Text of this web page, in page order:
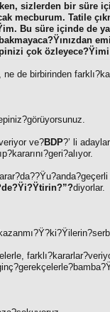
sizlerden bir süre
mecburum. Tatile
Bu süre içinde de
çok
ne de birbirinden
ve?BDP?’ li
diyorlar.